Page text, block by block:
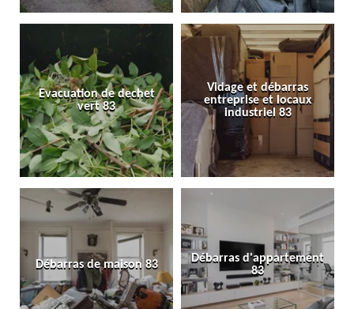
Evacuation de dechet
vert 83
Vidage et débarras
entreprise et locaux
industriel 83
Débarras de maison 83
Débarras d'appartement
83